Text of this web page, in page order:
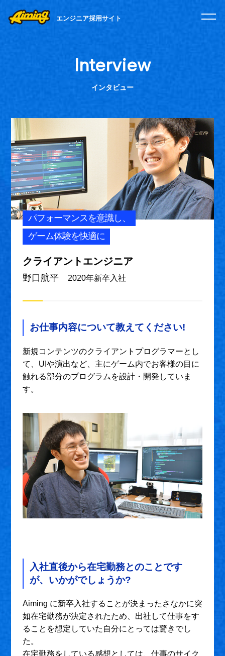
エンジニア採用サイト
Interview
インタビュー
パフォーマンスを意識し、
ゲーム体験を快適に
クライアントエンジニア
野口航平 2020年新卒入社
お仕事内容について教えてください!
新規コンテンツのクライアントプログラマーとし
て、UIや演出など、主にゲーム内でお客様の目に
触れる部分のプログラムを設計・開発していま
す。
入社直後から在宅勤務とのことです
が、いかがでしょうか?
Aiming に新卒入社することが決まったさなかに突
如在宅勤務が決定されたため、出社して仕事をす
ることを想定していた自分にとっては驚きでし
た。
在宅勤務をしている感想としては、仕事のサイク